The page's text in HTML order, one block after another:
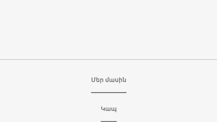
Մեր մասին
Կապ